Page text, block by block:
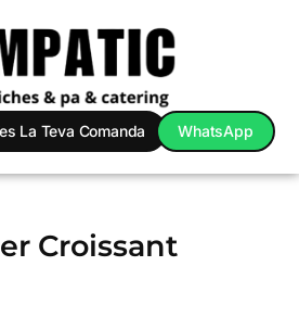
La Teva Comanda WhatsApp
Croissant